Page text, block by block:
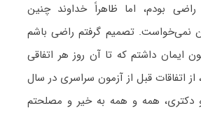
راضی بودم، اما ظاهراً خداوند چنین
نمی‌خواست. تصمیم گرفتم راضی باشم
ایمان داشتم که تا آن روز هر اتفاقی
از اتفاقات قبل از آزمون سراسری در سال
و دکتری، همه و همه به خیر و مصلحتم